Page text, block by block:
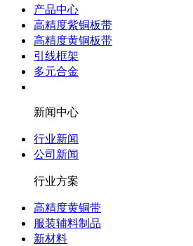
产品中心
高精度紫铜板带
高精度黄铜板带
引线框架
多元合金
新闻中心
行业新闻
公司新闻
行业方案
高精度黄铜带
服装辅料制品
新材料